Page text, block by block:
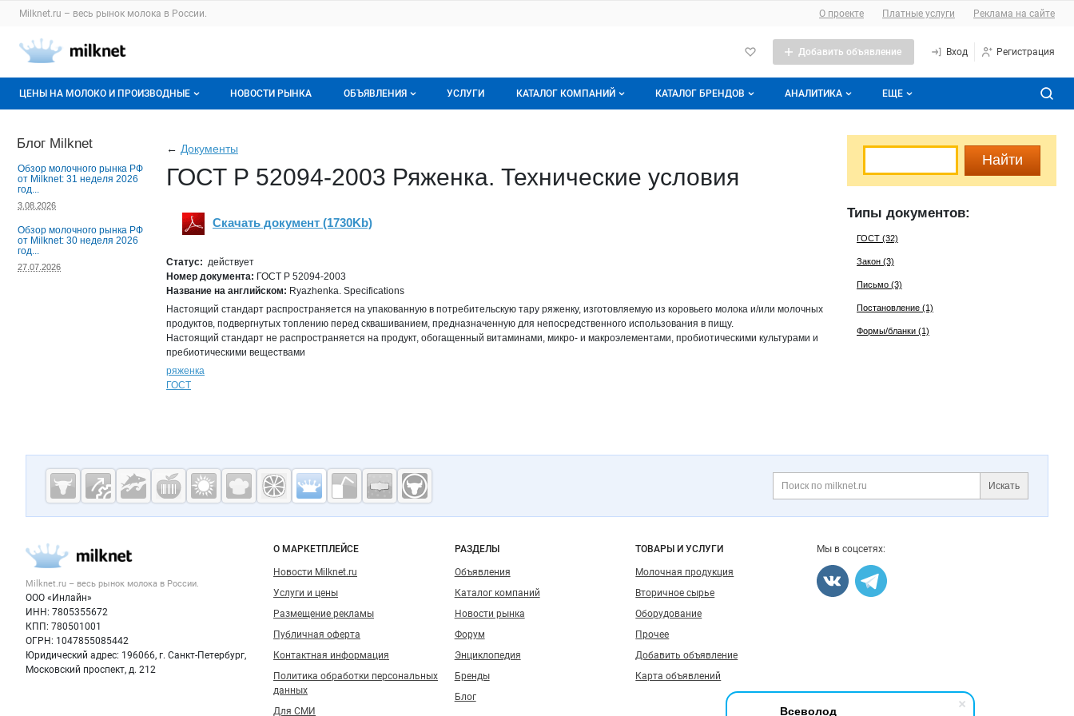
Всеволод
Раздел навигации по сайту milknet.ru
Milknet.ru – весь рынок молока в России. О сайте
О проекте Платные услуги Реклама на сайте
Авторизация и меню пользователя
Добавить объявление Вход Регистрация
Навигация по разделам сайта milknet.ru
ЦЕНЫ НА МОЛОКО И ПРОИЗВОДНЫЕ
О мониторингах
Актуальные мониторинги
Динамика цен
Отзывы
НОВОСТИ РЫНКА ОБЪЯВЛЕНИЯ УСЛУГИ КАТАЛОГ КОМПАНИЙ КАТАЛОГ БРЕНДОВ АНАЛИТИКА ЕЩЕ
← Документы
ГОСТ Р 52094-2003 Ряженка. Технические условия
Скачать документ (1730Kb)
Статус: действует
Номер документа: ГОСТ Р 52094-2003
Название на английском: Ryazhenka. Specifications
Настоящий стандарт распространяется на упакованную в потребительскую тару ряженку, изготовляемую из коровьего молока и/или молочных
продуктов, подвергнутых топлению перед сквашиванием, предназначенную для непосредственного использования в пищу.
Настоящий стандарт не распространяется на продукт, обогащенный витаминами, микро- и макроэлементами, пробиотическими культурами и
пребиотическими веществами
ряженка
ГОСТ
Блог Milknet
Обзор молочного рынка РФ
от Milknet: 31 неделя 2026
год...
3.08.2026
Обзор молочного рынка РФ
от Milknet: 30 неделя 2026
год...
27.07.2026
Типы документов:
ГОСТ (32)
Закон (3)
Письмо (3)
Постановление (1)
Формы/бланки (1)
Дополнительная информация
Искать
Cсылки на полезные проекты
Молочная
промышленность
Milknet.ru
Важные разделы и контакты
Milknet.ru – весь рынок молока в России.
ООО «Инлайн»
ИНН: 7805355672
КПП: 780501001
ОГРН: 1047855085442
Юридический адрес: 196066, г. Санкт-Петербург,
Московский проспект, д. 212
Навигация по сайту
О МАРКЕТПЛЕЙСЕ
Новости Milknet.ru
Услуги и цены
Размещение рекламы
Публичная оферта
Контактная информация
Политика обработки персональных
данных
Для СМИ
РАЗДЕЛЫ
Объявления
Каталог компаний
Новости рынка
Форум
Энциклопедия
Бренды
Блог
ТОВАРЫ И УСЛУГИ
Молочная продукция
Вторичное сырье
Оборудование
Прочее
Добавить объявление
Карта объявлений
Мы в соцсетях: